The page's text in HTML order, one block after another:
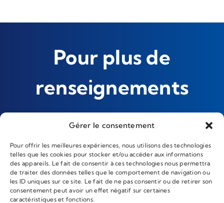
Gérer le consentement
Pour offrir les meilleures expériences, nous utilisons des technologies
telles que les cookies pour stocker et/ou accéder aux informations
des appareils. Le fait de consentir à ces technologies nous permettra
de traiter des données telles que le comportement de navigation ou
les ID uniques sur ce site. Le fait de ne pas consentir ou de retirer son
consentement peut avoir un effet négatif sur certaines
caractéristiques et fonctions.
Pour plus de
renseignements